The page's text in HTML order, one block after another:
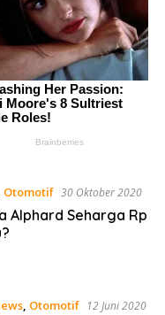
Otomotif 30 Oktober 2020
Alphard Seharga Rp
, Otomotif 12 Juni 2020